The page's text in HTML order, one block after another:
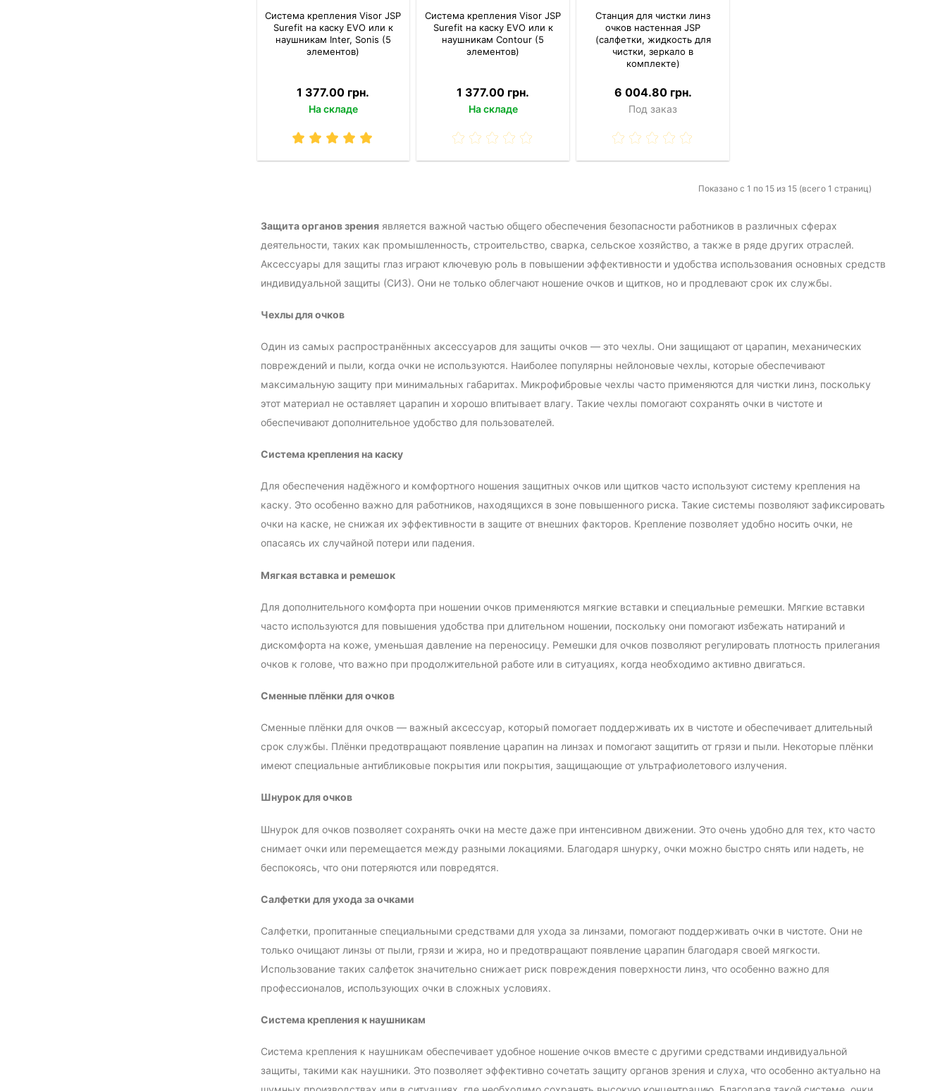
Система крепления Visor JSP
Surefit на каску EVO или к
наушникам Inter, Sonis (5
элементов)
1 377.00 грн.
На складе
Система крепления Visor JSP
Surefit на каску EVO или к
наушникам Contour (5
элементов)
1 377.00 грн.
На складе
Станция для чистки линз
очков настенная JSP
(салфетки, жидкость для
чистки, зеркало в
комплекте)
6 004.80 грн.
Под заказ
Показано с 1 по 15 из 15 (всего 1 страниц)
Защита органов зренияявляется важной частью общего обеспечения безопасности работников в различных сферах
деятельности, таких как промышленность, строительство, сварка, сельское хозяйство, а также в ряде других отраслей.
Аксессуары для защиты глаз играют ключевую роль в повышении эффективности и удобства использования основных средств
индивидуальной защиты (СИЗ). Они не только облегчают ношение очков и щитков, но и продлевают срок их службы.
Чехлы для очков
Один из самых распространённых аксессуаров для защиты очков — это чехлы. Они защищают от царапин, механических
повреждений и пыли, когда очки не используются. Наиболее популярны нейлоновые чехлы, которые обеспечивают
максимальную защиту при минимальных габаритах. Микрофибровые чехлы часто применяются для чистки линз, поскольку
этот материал не оставляет царапин и хорошо впитывает влагу. Такие чехлы помогают сохранять очки в чистоте и
обеспечивают дополнительное удобство для пользователей.
Система крепления на каску
Для обеспечения надёжного и комфортного ношения защитных очков или щитков часто используют систему крепления на
каску. Это особенно важно для работников, находящихся в зоне повышенного риска. Такие системы позволяют зафиксировать
очки на каске, не снижая их эффективности в защите от внешних факторов. Крепление позволяет удобно носить очки, не
опасаясь их случайной потери или падения.
Мягкая вставка и ремешок
Для дополнительного комфорта при ношении очков применяются мягкие вставки и специальные ремешки. Мягкие вставки
часто используются для повышения удобства при длительном ношении, поскольку они помогают избежать натираний и
дискомфорта на коже, уменьшая давление на переносицу. Ремешки для очков позволяют регулировать плотность прилегания
очков к голове, что важно при продолжительной работе или в ситуациях, когда необходимо активно двигаться.
Сменные плёнки для очков
Сменные плёнки для очков — важный аксессуар, который помогает поддерживать их в чистоте и обеспечивает длительный
срок службы. Плёнки предотвращают появление царапин на линзах и помогают защитить от грязи и пыли. Некоторые плёнки
имеют специальные антибликовые покрытия или покрытия, защищающие от ультрафиолетового излучения.
Шнурок для очков
Шнурок для очков позволяет сохранять очки на месте даже при интенсивном движении. Это очень удобно для тех, кто часто
снимает очки или перемещается между разными локациями. Благодаря шнурку, очки можно быстро снять или надеть, не
беспокоясь, что они потеряются или повредятся.
Салфетки для ухода за очками
Салфетки, пропитанные специальными средствами для ухода за линзами, помогают поддерживать очки в чистоте. Они не
только очищают линзы от пыли, грязи и жира, но и предотвращают появление царапин благодаря своей мягкости.
Использование таких салфеток значительно снижает риск повреждения поверхности линз, что особенно важно для
профессионалов, использующих очки в сложных условиях.
Система крепления к наушникам
Система крепления к наушникам обеспечивает удобное ношение очков вместе с другими средствами индивидуальной
защиты, такими как наушники. Это позволяет эффективно сочетать защиту органов зрения и слуха, что особенно актуально на